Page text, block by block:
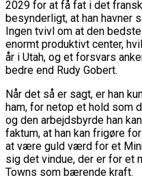
2029 for at få fat i det
besynderligt, at han havner
Ingen tvivl om at den
enormt produktivt center,
år i Utah, og et forsvars
bedre end Rudy Gobert.
Når det så er sagt, er han
ham, for netop et hold som
og den arbejdsbyrde han
faktum, at han kan frigøre
at være guld værd for et
sig det vindue, der er for et
Towns som bærende kraft.